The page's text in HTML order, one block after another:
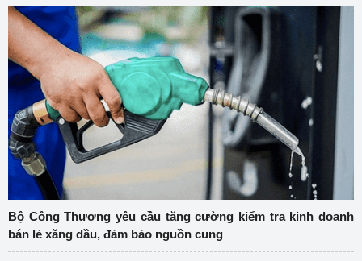
Bộ Công Thương yêu cầu tăng cường kiểm tra kinh doanh
bán lẻ xăng dầu, đảm bảo nguồn cung